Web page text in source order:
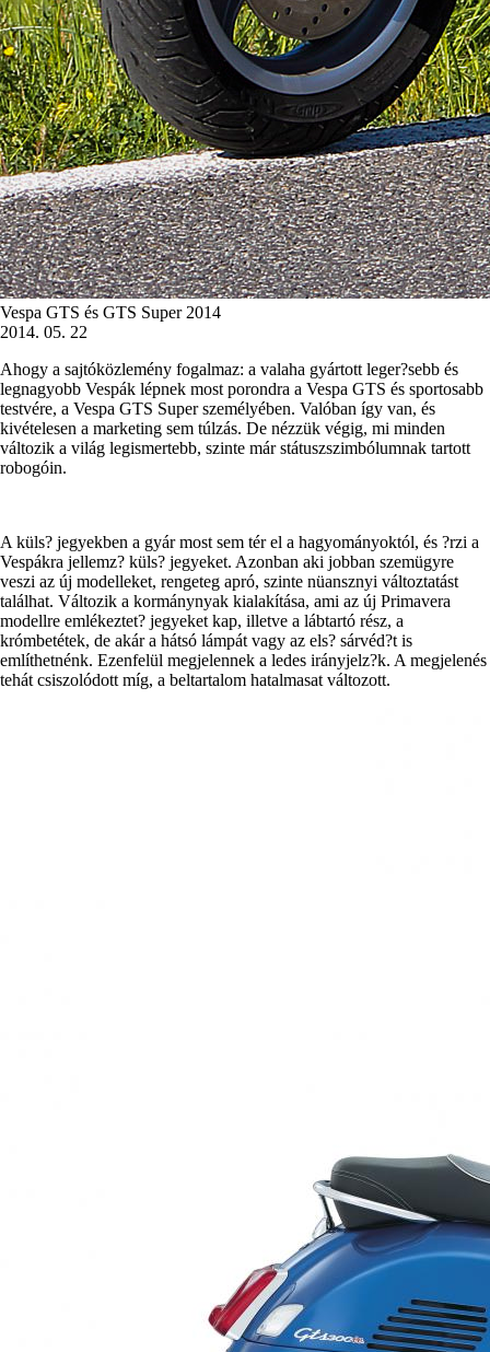
Vespa GTS és GTS Super 2014
2014. 05. 22
Ahogy a sajtóközlemény fogalmaz: a valaha gyártott leger?sebb és
legnagyobb Vespák lépnek most porondra a Vespa GTS és sportosabb
testvére, a Vespa GTS Super személyében. Valóban így van, és
kivételesen a marketing sem túlzás. De nézzük végig, mi minden
változik a világ legismertebb, szinte már státuszszimbólumnak tartott
robogóin.
A küls? jegyekben a gyár most sem tér el a hagyományoktól, és ?rzi a
Vespákra jellemz? küls? jegyeket. Azonban aki jobban szemügyre
veszi az új modelleket, rengeteg apró, szinte nüansznyi változtatást
találhat. Változik a kormánynyak kialakítása, ami az új Primavera
modellre emlékeztet? jegyeket kap, illetve a lábtartó rész, a
krómbetétek, de akár a hátsó lámpát vagy az els? sárvéd?t is
említhetnénk. Ezenfelül megjelennek a ledes irányjelz?k. A megjelenés
tehát csiszolódott míg, a beltartalom hatalmasat változott.